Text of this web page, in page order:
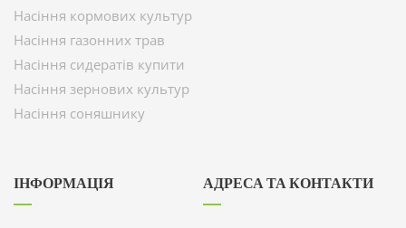
Насіння кормових культур
Насіння газонних трав
Насіння сидератів купити
Насіння зернових культур
Насіння соняшнику
ІНФОРМАЦІЯ АДРЕСА ТА КОНТАКТИ